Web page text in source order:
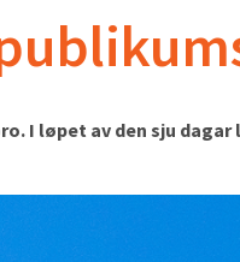
I løpet av den sju